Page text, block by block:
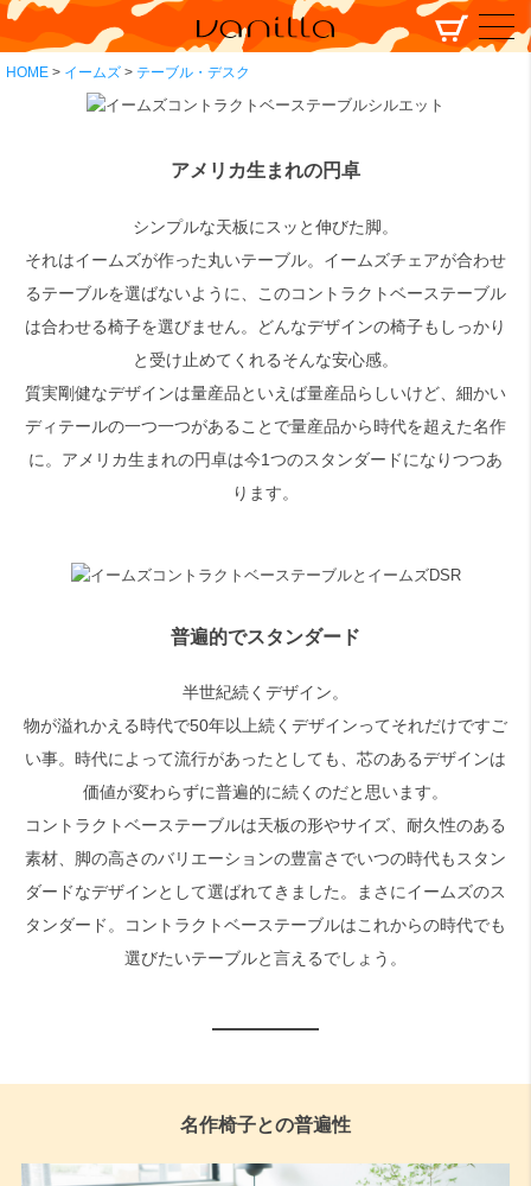
HOME イームズ テーブル・デスク
アメリカ生まれの円卓
シンプルな天板にスッと伸びた脚。
それはイームズが作った丸いテーブル。イームズチェアが合わせ
るテーブルを選ばないように、このコントラクトベーステーブル
は合わせる椅子を選びません。どんなデザインの椅子もしっかり
と受け止めてくれるそんな安心感。
質実剛健なデザインは量産品といえば量産品らしいけど、細かい
ディテールの一つ一つがあることで量産品から時代を超えた名作
に。アメリカ生まれの円卓は今1つのスタンダードになりつつあ
ります。
普遍的でスタンダード
半世紀続くデザイン。
物が溢れかえる時代で50年以上続くデザインってそれだけですご
い事。時代によって流行があったとしても、芯のあるデザインは
価値が変わらずに普遍的に続くのだと思います。
コントラクトベーステーブルは天板の形やサイズ、耐久性のある
素材、脚の高さのバリエーションの豊富さでいつの時代もスタン
ダードなデザインとして選ばれてきました。まさにイームズのス
タンダード。コントラクトベーステーブルはこれからの時代でも
選びたいテーブルと言えるでしょう。
名作椅子との普遍性